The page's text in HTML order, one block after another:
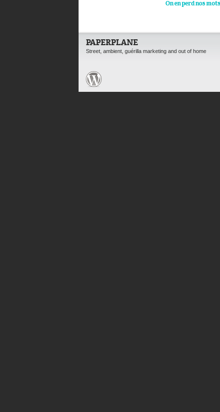
On en perd nos mots
PAPERPLANE
Street, ambient, guérilla marketing and out of home